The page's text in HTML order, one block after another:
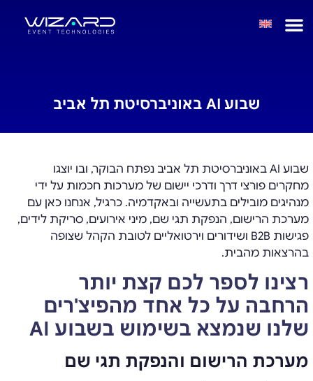
שבוע AI באוניברסיטת תל אביב
שבוע AI באוניברסיטת תל אביב נפתח הבוקר, ובו יוצגו
מחקרים פורצי דרך ודרכי יישום של מערכות חכמות על ידי
מנהיגים מובילים בתעשייה ובאקדמיה. כרגיל, אנחנו כאן עם
מערכת הרישום, הנפקת תגי שם, מיני אירועים, סריקת לידים,
פגישות B2B ושידורים וירטואליים לטובת הקהל שצופה
בהרצאות מהבית.
רצינו לספר לכם קצת יותר
הרחבה על כל אחד מהפיצ'רים
שלנו שנמצא בשימוש בשבוע AI
מערכת הרישום והנפקת תגי שם